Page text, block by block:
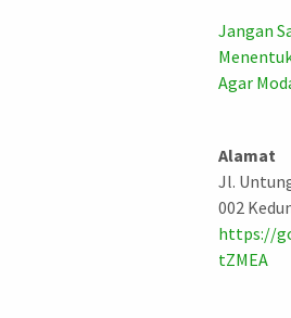
Jangan
Agar
Alamat
Jl.
002
https://
tZMEA